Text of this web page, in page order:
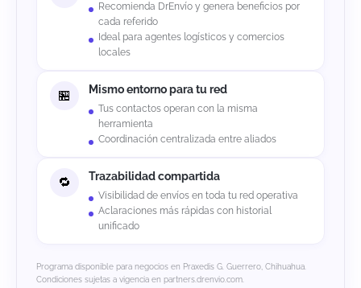
Recomienda DrEnvío y genera beneficios por
cada referido
Ideal para agentes logísticos y comercios
locales
Mismo entorno para tu red
Tus contactos operan con la misma
herramienta
Coordinación centralizada entre aliados
Trazabilidad compartida
Visibilidad de envíos en toda tu red operativa
Aclaraciones más rápidas con historial
unificado
Programa disponible para negocios en Praxedis G. Guerrero, Chihuahua.
Condiciones sujetas a vigencia en partners.drenvio.com.